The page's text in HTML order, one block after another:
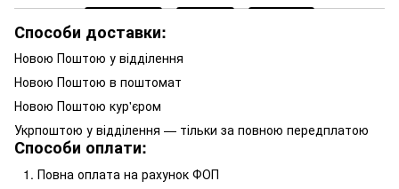
Способи доставки:
Новою Поштою у відділення
Новою Поштою в поштомат
Новою Поштою кур'єром
Укрпоштою у відділення — тільки за повною передплатою
Способи оплати:
Повна оплата на рахунок ФОП